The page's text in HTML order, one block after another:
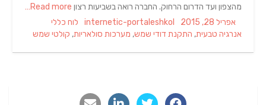
מהצפון ועד הדרום הרחוק. החברה רואה בשביעות רצון
Posted
on
אפריל 28, 2015 Author
internetic-portaleshkol
Categories
לוח כללי
אנרגיה טבעית, התקנת דודי שמש, מערכות סולאריות, קולטי שמש